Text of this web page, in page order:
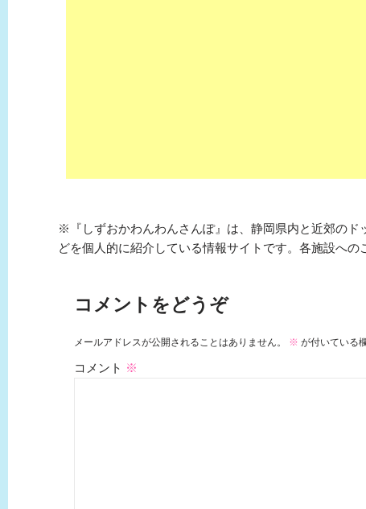
※『しずおかわんわんさんぽ』は、静岡県内と近郊の
どを個人的に紹介している情報サイトです。各施設への
コメントをどうぞ
メールアドレスが公開されることはありません。 ※ が付いている
コメント ※